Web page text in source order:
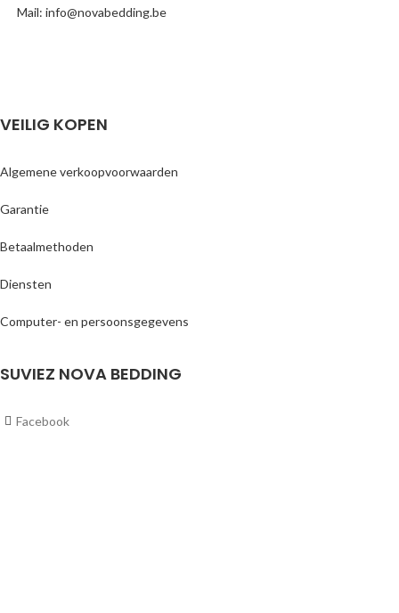
Mail: info@novabedding.be
VEILIG KOPEN
Algemene verkoopvoorwaarden
Garantie
Betaalmethoden
Diensten
Computer- en persoonsgegevens
SUVIEZ NOVA BEDDING
Facebook